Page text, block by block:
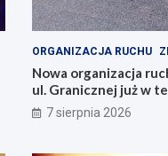
ORGANIZACJA RUCHU
Nowa organizacja
ul. Granicznej już w
7 sierpnia 2026